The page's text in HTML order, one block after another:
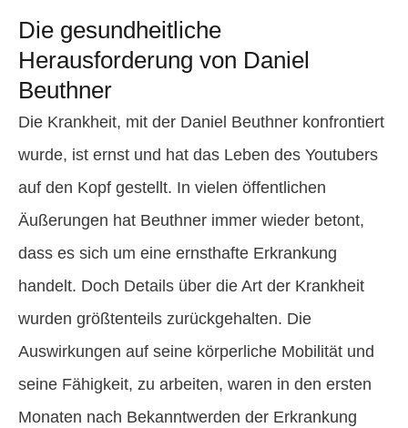
Die gesundheitliche
Herausforderung von Daniel
Beuthner
Die Krankheit, mit der Daniel Beuthner konfrontiert
wurde, ist ernst und hat das Leben des Youtubers
auf den Kopf gestellt. In vielen öffentlichen
Äußerungen hat Beuthner immer wieder betont,
dass es sich um eine ernsthafte Erkrankung
handelt. Doch Details über die Art der Krankheit
wurden größtenteils zurückgehalten. Die
Auswirkungen auf seine körperliche Mobilität und
seine Fähigkeit, zu arbeiten, waren in den ersten
Monaten nach Bekanntwerden der Erkrankung